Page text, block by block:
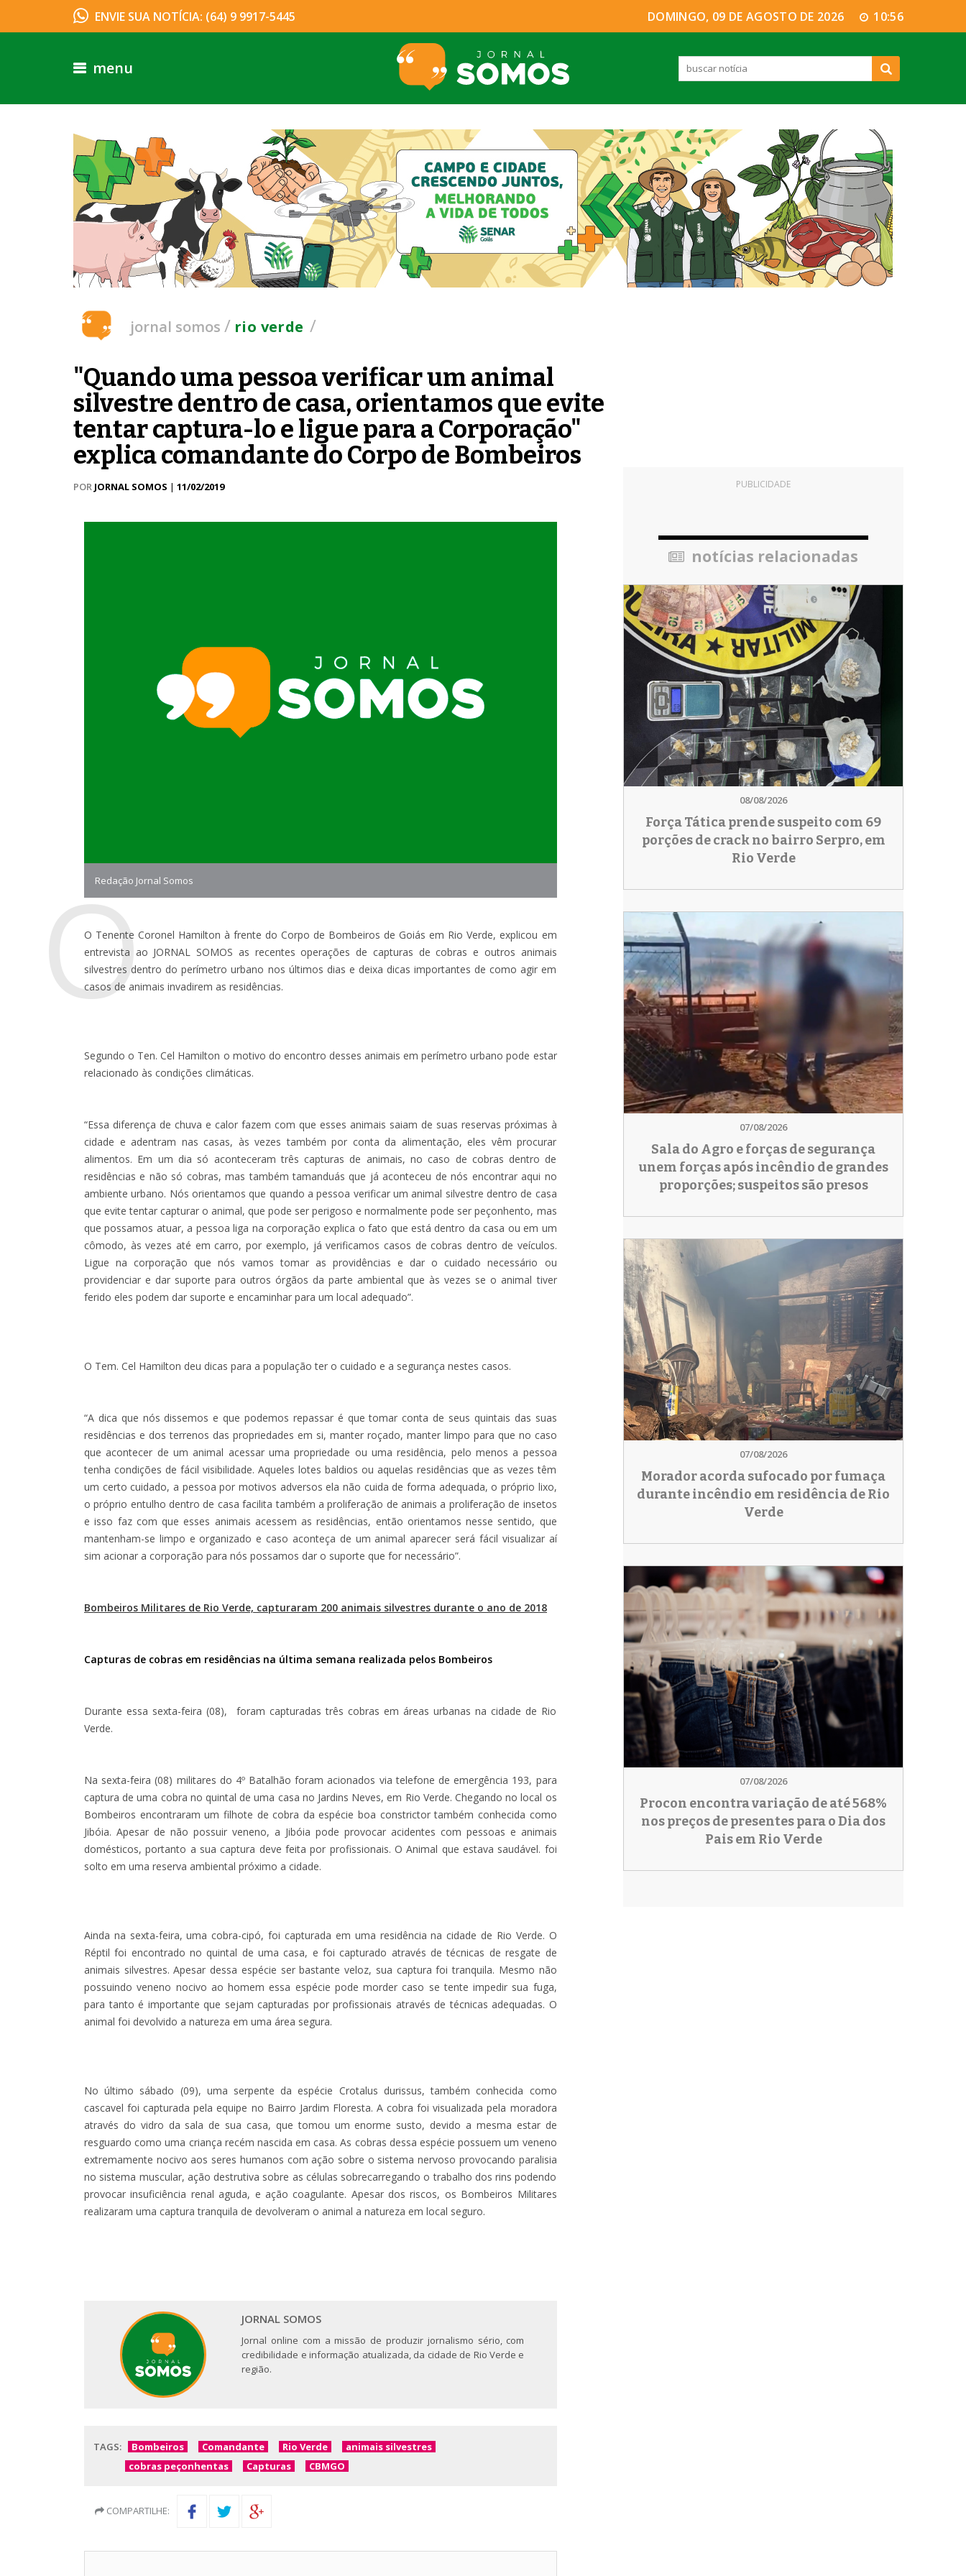
ENVIE SUA NOTÍCIA: (64) 9 9917-5445 DOMINGO, 09 DE AGOSTO DE 2026 10:56
menu
jornal somos / rio verde /
"Quando uma pessoa verificar um animal
silvestre dentro de casa, orientamos que evite
tentar captura-lo e ligue para a Corporação"
explica comandante do Corpo de Bombeiros
POR JORNAL SOMOS | 11/02/2019
Redação Jornal Somos
O
O Tenente Coronel Hamilton à frente do Corpo de Bombeiros de Goiás em Rio Verde, explicou em
entrevista ao JORNAL SOMOS as recentes operações de capturas de cobras e outros animais
silvestres dentro do perímetro urbano nos últimos dias e deixa dicas importantes de como agir em
casos de animais invadirem as residências.
Segundo o Ten. Cel Hamilton o motivo do encontro desses animais em perímetro urbano pode estar
relacionado às condições climáticas.
“Essa diferença de chuva e calor fazem com que esses animais saiam de suas reservas próximas à
cidade e adentram nas casas, às vezes também por conta da alimentação, eles vêm procurar
alimentos. Em um dia só aconteceram três capturas de animais, no caso de cobras dentro de
residências e não só cobras, mas também tamanduás que já aconteceu de nós encontrar aqui no
ambiente urbano. Nós orientamos que quando a pessoa verificar um animal silvestre dentro de casa
que evite tentar capturar o animal, que pode ser perigoso e normalmente pode ser peçonhento, mas
que possamos atuar, a pessoa liga na corporação explica o fato que está dentro da casa ou em um
cômodo, às vezes até em carro, por exemplo, já verificamos casos de cobras dentro de veículos.
Ligue na corporação que nós vamos tomar as providências e dar o cuidado necessário ou
providenciar e dar suporte para outros órgãos da parte ambiental que às vezes se o animal tiver
ferido eles podem dar suporte e encaminhar para um local adequado”.
O Tem. Cel Hamilton deu dicas para a população ter o cuidado e a segurança nestes casos.
“A dica que nós dissemos e que podemos repassar é que tomar conta de seus quintais das suas
residências e dos terrenos das propriedades em si, manter roçado, manter limpo para que no caso
que acontecer de um animal acessar uma propriedade ou uma residência, pelo menos a pessoa
tenha condições de fácil visibilidade. Aqueles lotes baldios ou aquelas residências que as vezes têm
um certo cuidado, a pessoa por motivos adversos ela não cuida de forma adequada, o próprio lixo,
o próprio entulho dentro de casa facilita também a proliferação de animais a proliferação de insetos
e isso faz com que esses animais acessem as residências, então orientamos nesse sentido, que
mantenham-se limpo e organizado e caso aconteça de um animal aparecer será fácil visualizar aí
sim acionar a corporação para nós possamos dar o suporte que for necessário”.
Bombeiros Militares de Rio Verde, capturaram 200 animais silvestres durante o ano de 2018
Capturas de cobras em residências na última semana realizada pelos Bombeiros
Durante essa sexta-feira (08), foram capturadas três cobras em áreas urbanas na cidade de Rio
Verde.
Na sexta-feira (08) militares do 4º Batalhão foram acionados via telefone de emergência 193, para
captura de uma cobra no quintal de uma casa no Jardins Neves, em Rio Verde. Chegando no local os
Bombeiros encontraram um filhote de cobra da espécie boa constrictor também conhecida como
Jibóia. Apesar de não possuir veneno, a Jibóia pode provocar acidentes com pessoas e animais
domésticos, portanto a sua captura deve feita por profissionais. O Animal que estava saudável. foi
solto em uma reserva ambiental próximo a cidade.
Ainda na sexta-feira, uma cobra-cipó, foi capturada em uma residência na cidade de Rio Verde. O
Réptil foi encontrado no quintal de uma casa, e foi capturado através de técnicas de resgate de
animais silvestres. Apesar dessa espécie ser bastante veloz, sua captura foi tranquila. Mesmo não
possuindo veneno nocivo ao homem essa espécie pode morder caso se tente impedir sua fuga,
para tanto é importante que sejam capturadas por profissionais através de técnicas adequadas. O
animal foi devolvido a natureza em uma área segura.
No último sábado (09), uma serpente da espécie Crotalus durissus, também conhecida como
cascavel foi capturada pela equipe no Bairro Jardim Floresta. A cobra foi visualizada pela moradora
através do vidro da sala de sua casa, que tomou um enorme susto, devido a mesma estar de
resguardo como uma criança recém nascida em casa. As cobras dessa espécie possuem um veneno
extremamente nocivo aos seres humanos com ação sobre o sistema nervoso provocando paralisia
no sistema muscular, ação destrutiva sobre as células sobrecarregando o trabalho dos rins podendo
provocar insuficiência renal aguda, e ação coagulante. Apesar dos riscos, os Bombeiros Militares
realizaram uma captura tranquila de devolveram o animal a natureza em local seguro.
JORNAL SOMOS
Jornal online com a missão de produzir jornalismo sério, com
credibilidade e informação atualizada, da cidade de Rio Verde e
região.
TAGS: Bombeiros Comandante Rio Verde
animais silvestres
cobras peçonhentas
Capturas CBMGO
COMPARTILHE:
PUBLICIDADE
notícias relacionadas
08/08/2026
Força Tática prende suspeito com 69
porções de crack no bairro Serpro, em
Rio Verde
07/08/2026
Sala do Agro e forças de segurança
unem forças após incêndio de grandes
proporções; suspeitos são presos
07/08/2026
Morador acorda sufocado por fumaça
durante incêndio em residência de Rio
Verde
07/08/2026
Procon encontra variação de até 568%
nos preços de presentes para o Dia dos
Pais em Rio Verde